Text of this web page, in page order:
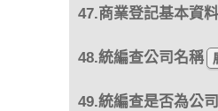
47.商業登記基本資
48.統編查公司名稱
49.統編查是否為公